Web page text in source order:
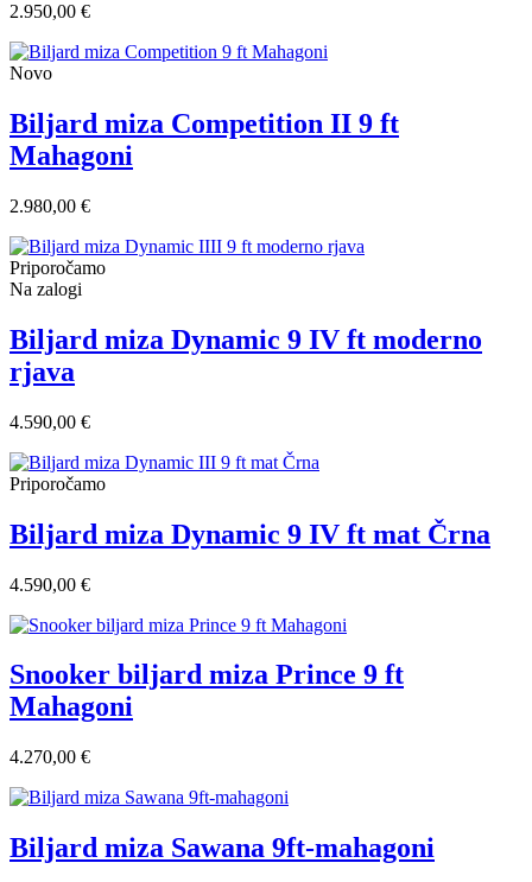
2.950,00 €
Novo
Biljard miza Competition II 9 ft
Mahagoni
2.980,00 €
Priporočamo
Na zalogi
Biljard miza Dynamic 9 IV ft moderno
rjava
4.590,00 €
Priporočamo
Biljard miza Dynamic 9 IV ft mat Črna
4.590,00 €
Snooker biljard miza Prince 9 ft
Mahagoni
4.270,00 €
Biljard miza Sawana 9ft-mahagoni